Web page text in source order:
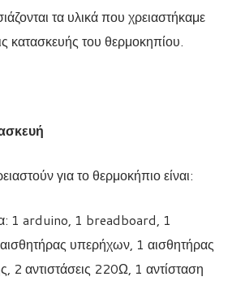
τα υλικά που χρειαστήκαμε
κατασκευής του θερμοκηπίου.
για το θερμοκήπιο είναι:
1 arduino, 1 breadboard, 1
υπερήχων, 1 αισθητήρας
2 αντιστάσεις 220Ω, 1 αντίσταση